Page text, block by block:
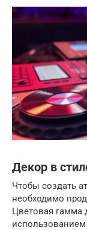
Декор в
Чтобы создать
необходимо
Цветовая гамма